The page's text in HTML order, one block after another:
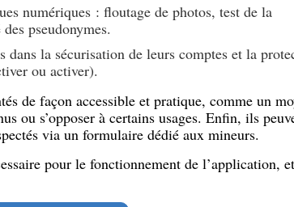
numériques : floutage de photos, test de la
pseudonymes.
dans la sécurisation de leurs comptes et la
ou activer).
de façon accessible et pratique, comme un
ou s’opposer à certains usages. Enfin, ils
via un formulaire dédié aux mineurs.
pour le fonctionnement de l’application,